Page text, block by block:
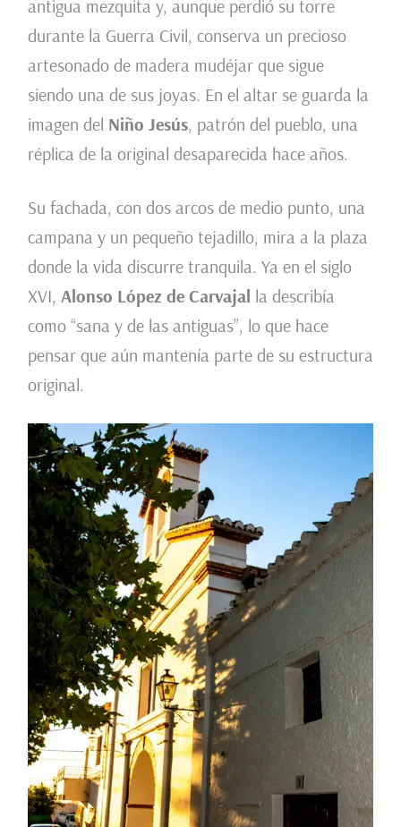
antigua mezquita y, aunque perdió su torre
durante la Guerra Civil, conserva un precioso
artesonado de madera mudéjar que sigue
siendo una de sus joyas. En el altar se guarda la
imagen del Niño Jesús, patrón del pueblo, una
réplica de la original desaparecida hace años.
Su fachada, con dos arcos de medio punto, una
campana y un pequeño tejadillo, mira a la plaza
donde la vida discurre tranquila. Ya en el siglo
XVI, Alonso López de Carvajal la describía
como “sana y de las antiguas”, lo que hace
pensar que aún mantenía parte de su estructura
original.